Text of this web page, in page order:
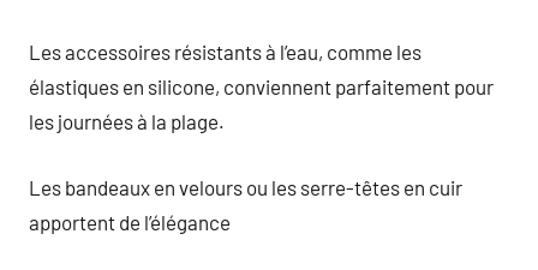
Les accessoires résistants à l’eau, comme les
élastiques en silicone, conviennent parfaitement pour
les journées à la plage.
Les bandeaux en velours ou les serre-têtes en cuir
apportent de l’élégance